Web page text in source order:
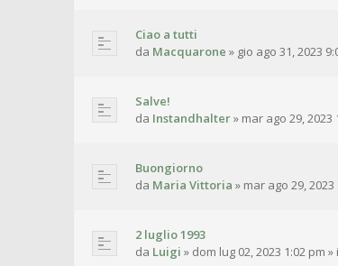
Ciao a tutti
da Macquarone » gio ago 31, 2023
Salve!
da Instandhalter» mar ago 29, 2023
Buongiorno
da Maria Vittoria » mar ago 29, 2023
2 luglio 1993
da Luigi » dom lug 02, 2023 1:02 pm »